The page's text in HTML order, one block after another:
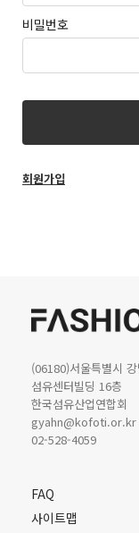
비밀번호
회원가입
(06180)서울특별시
섬유센터빌딩 16층
한국섬유산업연합회
gyahn@kofoti.or.kr
02-528-4059
FAQ
사이트맵